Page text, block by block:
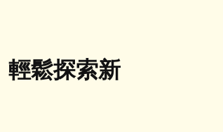
鬆探索新